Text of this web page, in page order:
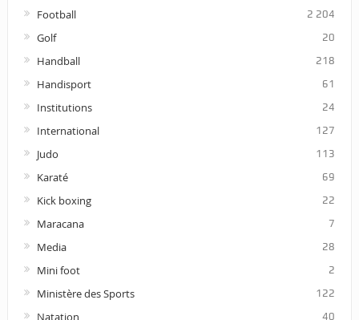
Football 2 204
Golf 20
Handball 218
Handisport 61
Institutions 24
International 127
Judo 113
Karaté 69
Kick boxing 22
Maracana 7
Media 28
Mini foot 2
Ministère des Sports 122
Natation 40